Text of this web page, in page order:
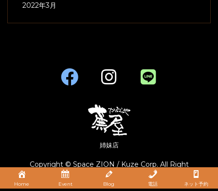
2022年3月
姉妹店
Copyright © Space ZION / Kuze Corp. All Right
Reserved.
Home Event Blog 電話 ネット予約